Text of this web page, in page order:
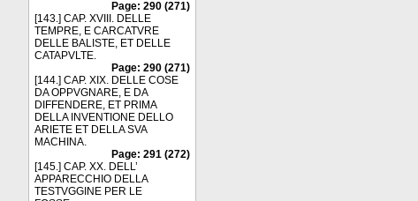
Page: 290 (271)
[143.] CAP. XVIII. DELLE
TEMPRE, E CARCATVRE
DELLE BALISTE, ET DELLE
CATAPVLTE.
Page: 290 (271)
[144.] CAP. XIX. DELLE COSE
DA OPPVGNARE, E DA
DIFFENDERE, ET PRIMA
DELLA INVENTIONE DELLO
ARIETE ET DELLA SVA
MACHINA.
Page: 291 (272)
[145.] CAP. XX. DELL’
APPARECCHIO DELLA
TESTVGGINE PER LE